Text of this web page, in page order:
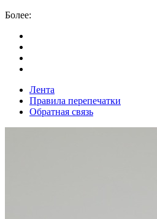
Более:
Лента
Правила перепечатки
Обратная связь